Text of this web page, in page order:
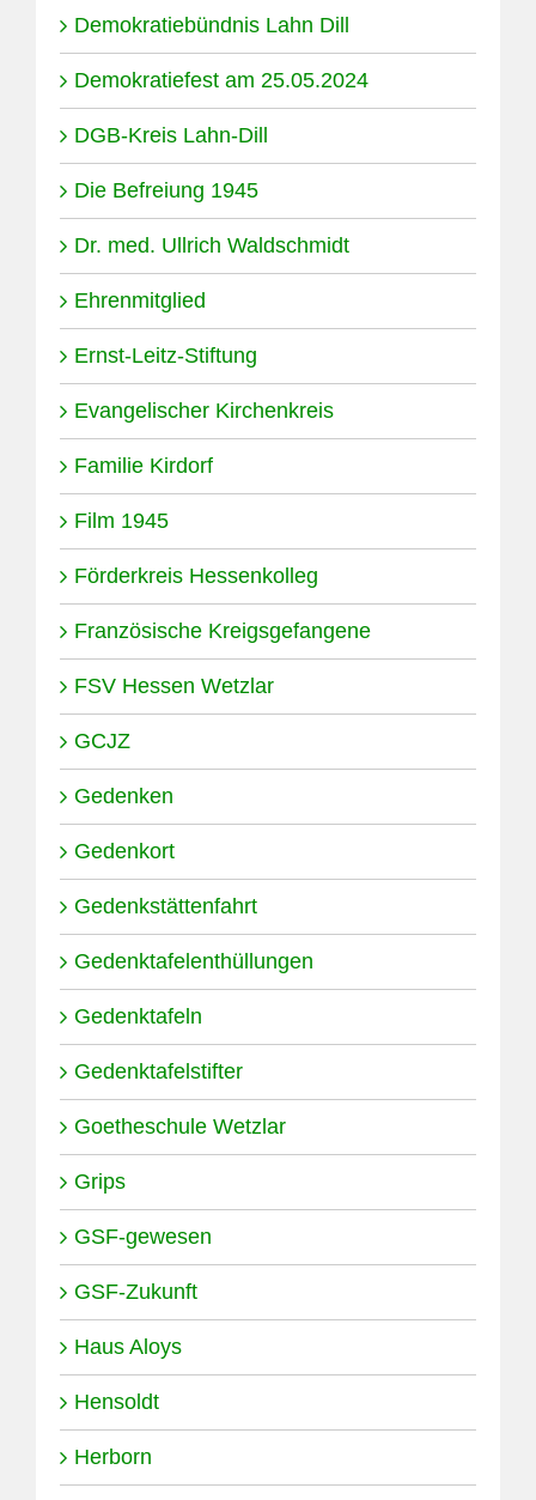
Demokratiebündnis Lahn Dill
Demokratiefest am 25.05.2024
DGB-Kreis Lahn-Dill
Die Befreiung 1945
Dr. med. Ullrich Waldschmidt
Ehrenmitglied
Ernst-Leitz-Stiftung
Evangelischer Kirchenkreis
Familie Kirdorf
Film 1945
Förderkreis Hessenkolleg
Französische Kreigsgefangene
FSV Hessen Wetzlar
GCJZ
Gedenken
Gedenkort
Gedenkstättenfahrt
Gedenktafelenthüllungen
Gedenktafeln
Gedenktafelstifter
Goetheschule Wetzlar
Grips
GSF-gewesen
GSF-Zukunft
Haus Aloys
Hensoldt
Herborn